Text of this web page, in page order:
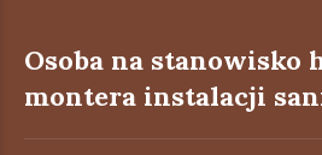
Osoba na stanowisko
montera instalacji